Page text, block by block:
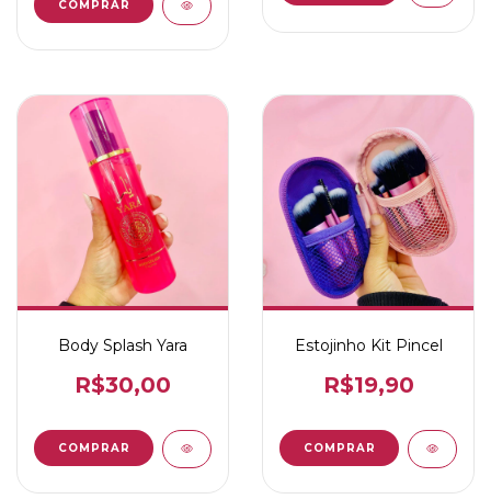
Body Splash Yara
R$30,00
Estojinho Kit Pincel
R$19,90